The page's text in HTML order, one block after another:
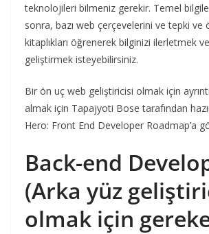
teknolojileri bilmeniz gerekir. Temel
sonra, bazı web çerçevelerini ve tepki ve
kitaplıkları öğrenerek bilginizi ilerletmek
geliştirmek isteyebilirsiniz.
Bir ön uç web geliştiricisi olmak için
almak için Tapajyoti Bose tarafından
Hero: Front End Developer Roadmap’a
Back-end
(Arka yüz
olmak için